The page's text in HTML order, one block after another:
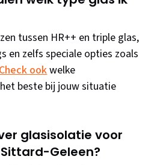
tussen HR++ en triple glas,
en zelfs speciale opties zoals
ookwelke
beste bij jouw situatie
glasisolatie voor
Geleen?